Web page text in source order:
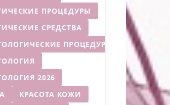
ПРОЦЕДУРЫ
СРЕДСТВА
ПРОЦЕДУРЫ
2026
КРАСОТА КОЖИ